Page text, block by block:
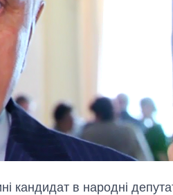
кандидат в народні